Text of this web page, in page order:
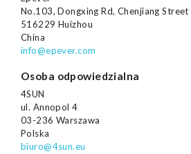
No.103, Dongxing Rd, Chenjiang Street
516229 Huizhou
China
info@epever.com
Osoba odpowiedzialna
4SUN
ul. Annopol 4
03-236 Warszawa
Polska
biuro@4sun.eu